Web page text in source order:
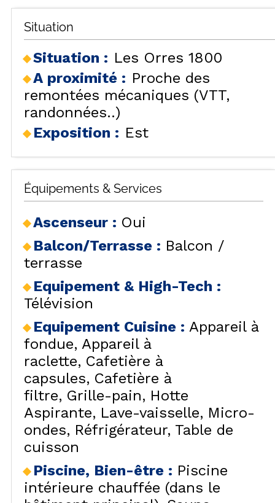
Situation
Situation : Les Orres 1800
A proximité : Proche des
remontées mécaniques (VTT,
randonnées..)
Exposition : Est
Équipements & Services
Ascenseur : Oui
Balcon/Terrasse : Balcon /
terrasse
Equipement & High-Tech :
Télévision
Equipement Cuisine : Appareil à
fondue Appareil à
raclette Cafetière à
capsules Cafetière à
filtre Grille-pain
Hotte
Aspirante
Lave-vaisselle
Micro-
ondes
Réfrigérateur Table de
cuisson
Piscine, Bien-être : Piscine
intérieure chauffée (dans le